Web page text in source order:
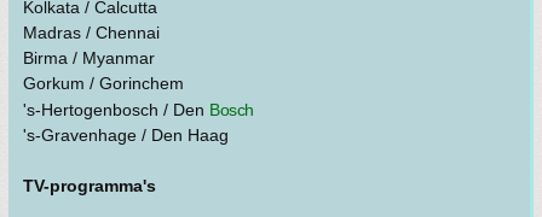
Kolkata / Calcutta
Madras / Chennai
Birma / Myanmar
Gorkum / Gorinchem
's-Hertogenbosch / Den Bosch
's-Gravenhage / Den Haag
TV-programma's